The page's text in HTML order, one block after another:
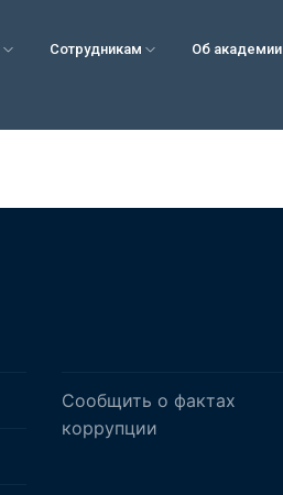
Сотрудникам Об академии
Сообщить о фактах
коррупции